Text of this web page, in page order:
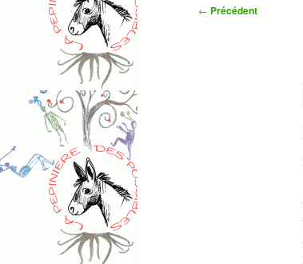
Navigation
← Précédent